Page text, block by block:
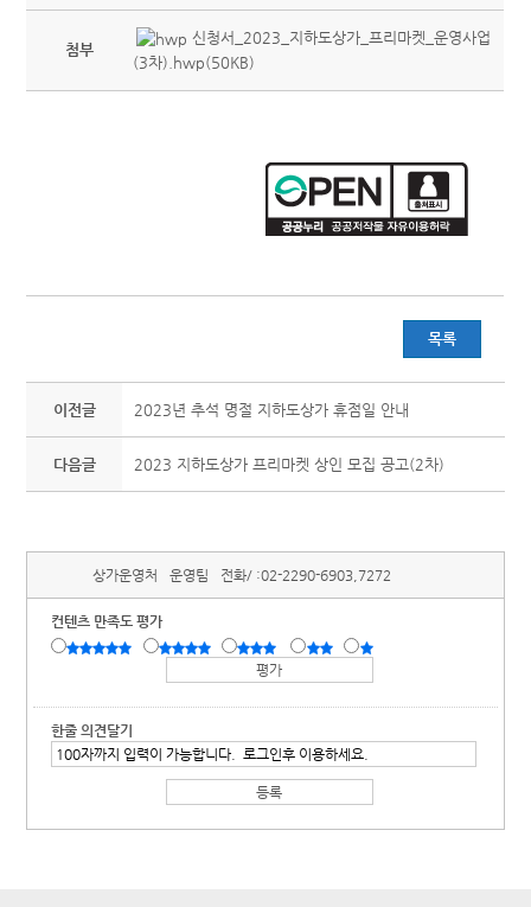
첨부
신청서_2023_지하도상가_프리마켓_운영사업
(3차).hwp(50KB)
목록
이전글 2023년 추석 명절 지하도상가 휴점일 안내
다음글 2023 지하도상가 프리마켓 상인 모집 공고(2차)
상가운영처 운영팀 전화/ :02-2290-6903,7272
컨텐츠 만족도 평가
한줄 의견달기